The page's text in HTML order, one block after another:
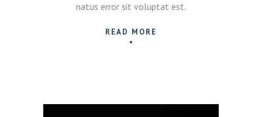
natus error sit voluptat est.
READ MORE